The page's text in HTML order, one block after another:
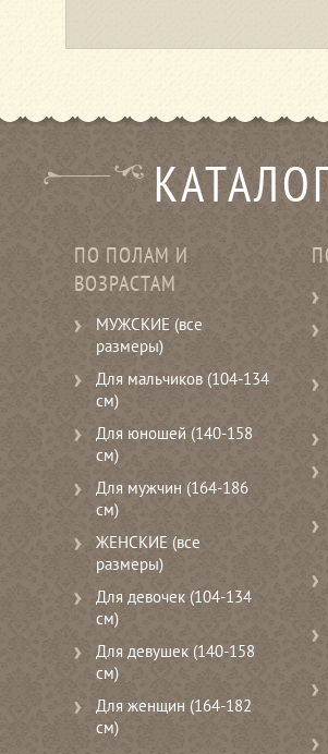
ПО ПОЛАМ И
ВОЗРАСТАМ
МУЖСКИЕ (все
размеры)
Для мальчиков (104-134
см)
Для юношей (140-158
см)
Для мужчин (164-186
см)
ЖЕНСКИЕ (все
размеры)
Для девочек (104-134
см)
Для девушек (140-158
см)
Для женщин (164-182
см)